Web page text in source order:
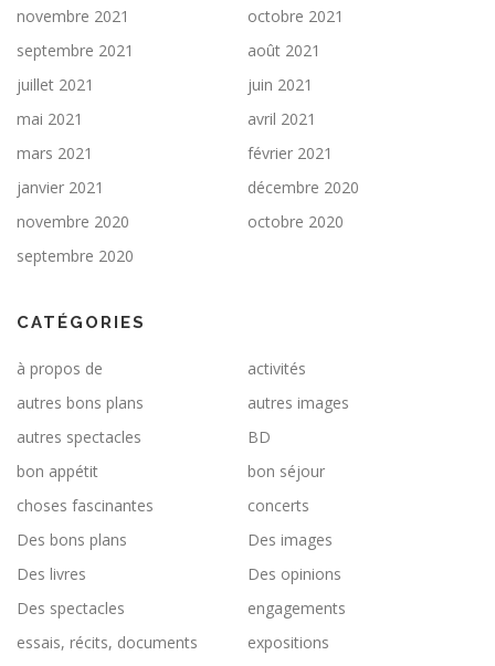
novembre 2021
octobre 2021
septembre 2021
août 2021
juillet 2021
juin 2021
mai 2021
avril 2021
mars 2021
février 2021
janvier 2021
décembre 2020
novembre 2020
octobre 2020
septembre 2020
CATÉGORIES
à propos de
activités
autres bons plans
autres images
autres spectacles
BD
bon appétit
bon séjour
choses fascinantes
concerts
Des bons plans
Des images
Des livres
Des opinions
Des spectacles
engagements
essais, récits, documents
expositions